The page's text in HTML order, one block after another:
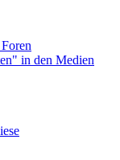
in den Medien